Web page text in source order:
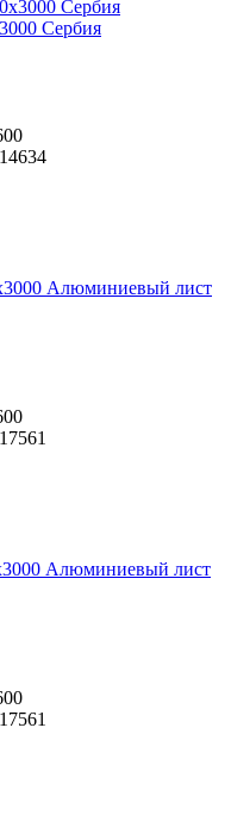
Сербия
14634
Алюминиевый лист
17561
Алюминиевый лист
17561